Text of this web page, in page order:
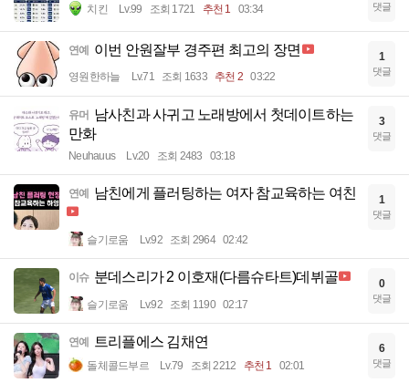
치킨 Lv.99 조회 1721 추천 1 03:34 댓글
연예 이번 안원잘부 경주편 최고의 장면
영원한하늘 Lv.71 조회 1633 추천 2 03:22
1
댓글
유머 남사친과 사귀고 노래방에서 첫데이트하는
만화
Neuhauus Lv.20 조회 2483 03:18
3
댓글
연예 남친에게 플러팅하는 여자 참교육하는 여친
슬기로움 Lv.92 조회 2964 02:42
1
댓글
이슈 분데스리가 2 이호재(다름슈타트)데뷔골
슬기로움 Lv.92 조회 1190 02:17
0
댓글
연예 트리플에스 김채연
돌체콜드부르 Lv.79 조회 2212 추천 1 02:01
6
댓글